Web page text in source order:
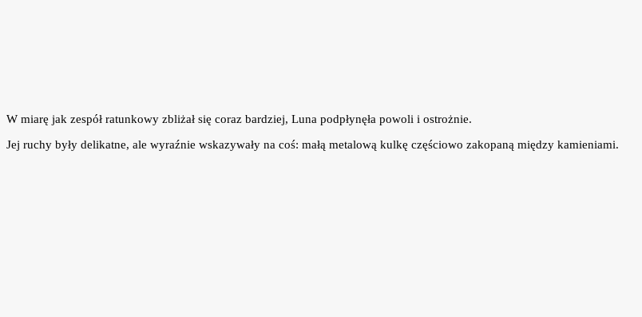
W miarę jak zespół ratunkowy zbliżał się coraz bardziej, Luna podpłynęła powoli i ostrożnie.
Jej ruchy były delikatne, ale wyraźnie wskazywały na coś: małą metalową kulkę częściowo zakopaną między kamieniami.